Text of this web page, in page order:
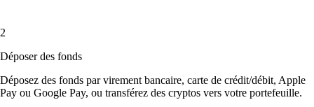
2
Déposer des fonds
Déposez des fonds par virement bancaire, carte de crédit/débit, Apple
Pay ou Google Pay, ou transférez des cryptos vers votre portefeuille.